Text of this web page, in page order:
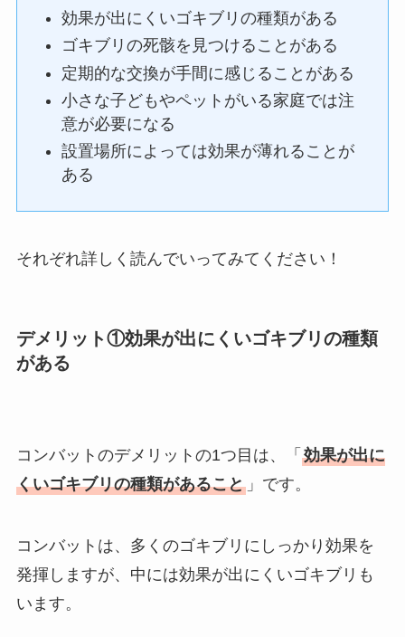
効果が出にくいゴキブリの種類がある
ゴキブリの死骸を見つけることがある
定期的な交換が手間に感じることがある
小さな子どもやペットがいる家庭では注
意が必要になる
設置場所によっては効果が薄れることが
ある
それぞれ詳しく読んでいってみてください！
デメリット①効果が出にくいゴキブリの種類
がある
コンバットのデメリットの1つ目は、「 効果が出に
くいゴキブリの種類があること」です。
コンバットは、多くのゴキブリにしっかり効果を
発揮しますが、中には効果が出にくいゴキブリも
います。